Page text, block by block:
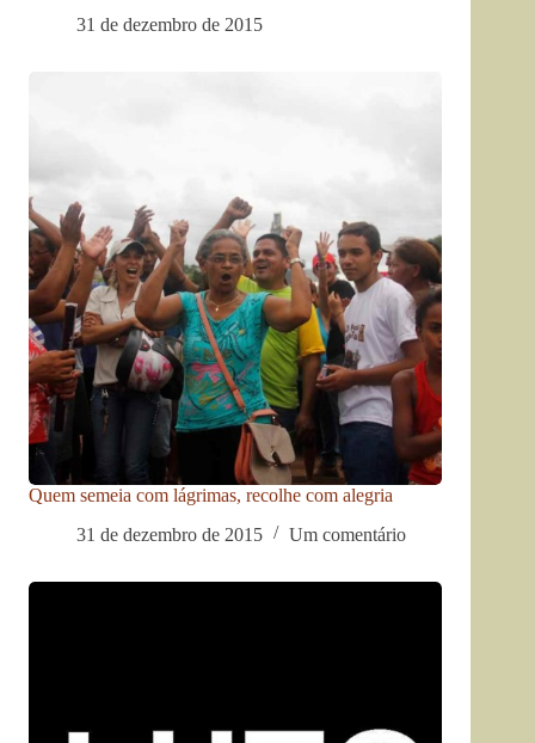
31 de dezembro de 2015
Quem semeia com lágrimas, recolhe com alegria
31 de dezembro de 2015
Um comentário